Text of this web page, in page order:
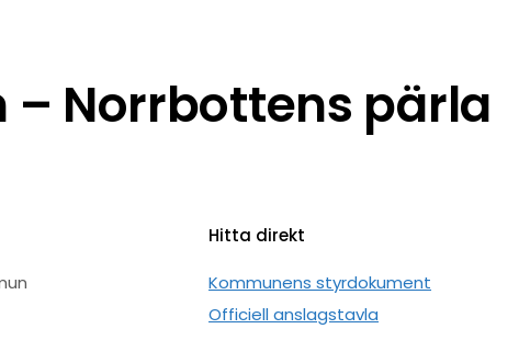
Norrbottens pärla
Hitta direkt
Kommunens styrdokument
Officiell anslagstavla